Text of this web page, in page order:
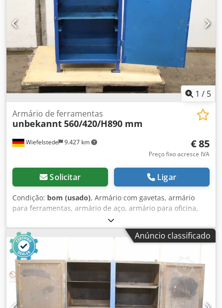
1 / 5
Wiefelstede 9.427 km
Armário de ferramentas
unbekannt560/420/H890 mm
€ 85
Preço fixo acresce IVA
Solicitar Ligar
Condição: bom (usado), Armário com gavetas, armário
para ferramentas, armário de aço, armário para oficina,
cacifo de aço Credex Hgfgjpfx Ah Tof -Armário para
ferramentas: armário de aço de 2 portas, construção
robusta com 1 prateleira -Largura: 560 mm -Profundidade:
420 mm -Altura: 890 mm -Prateleiras: distribuição/altura,
consultar as fotos -Porta: com fechadura, sem tranca -
Peso: 47 kg
Anúncio classificado